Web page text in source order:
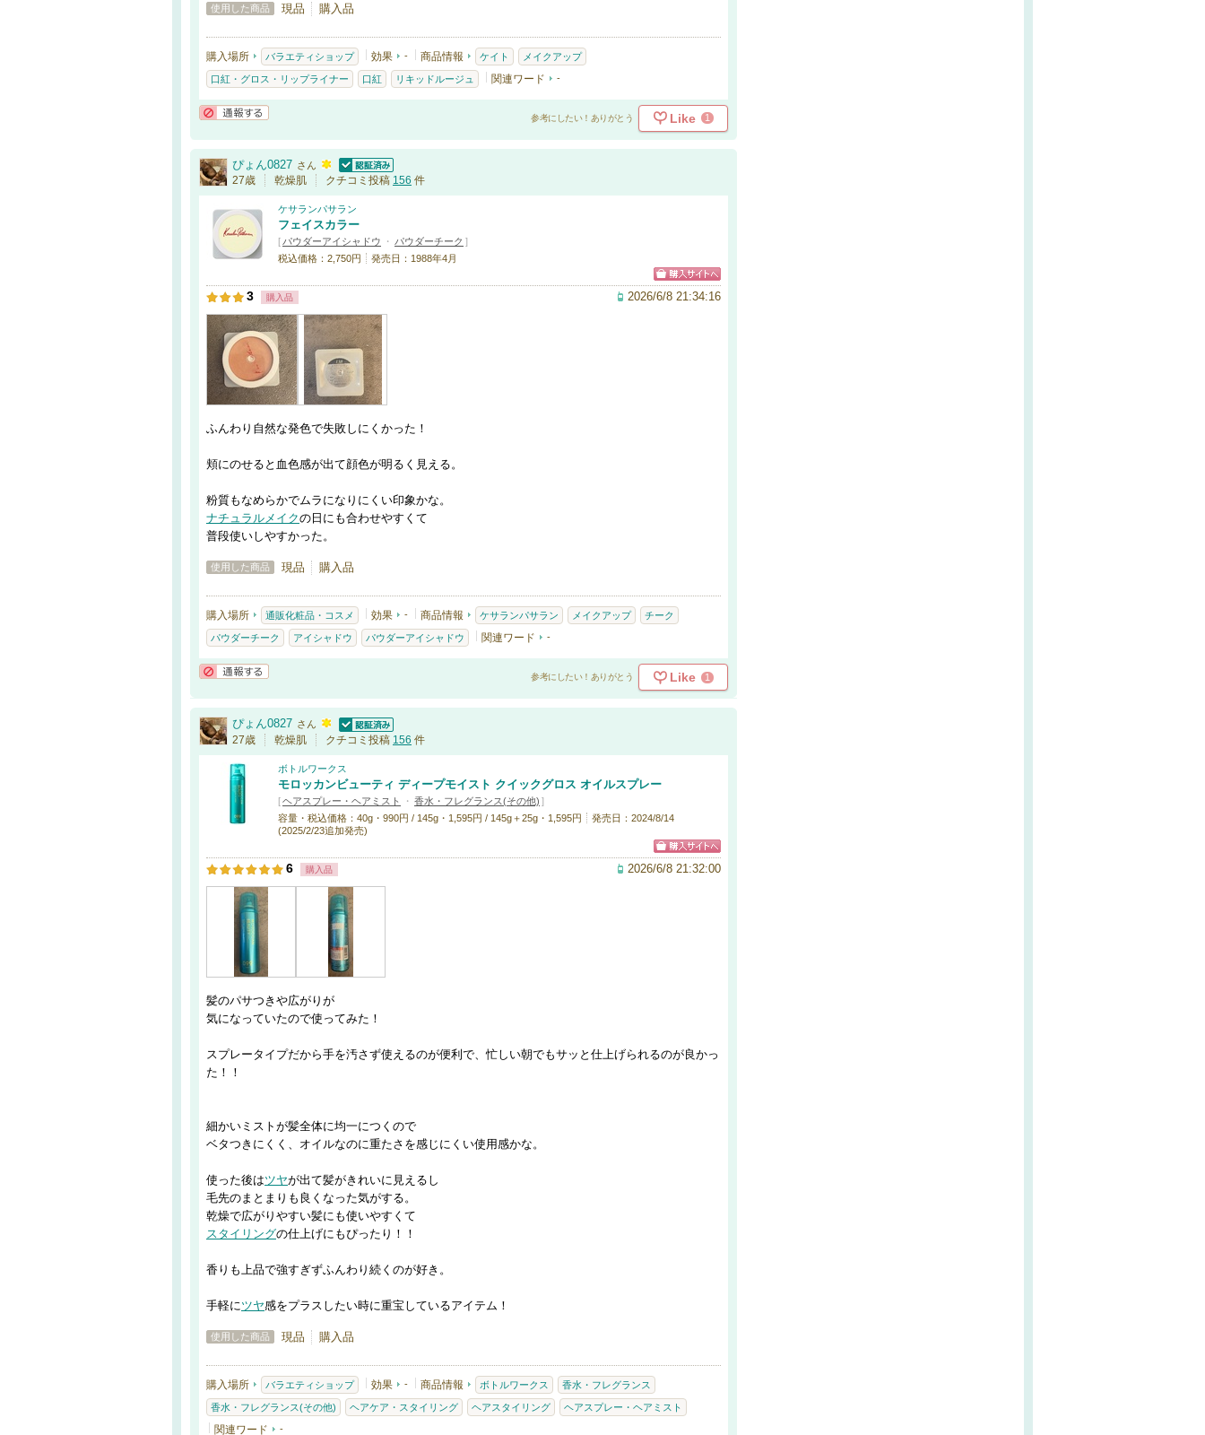
使用した商品 現品 購入品
購入場所 バラエティショップ 効果 - 商品情報 ケイト メイクアップ
口紅・グロス・リップライナー 口紅 リキッドルージュ 関連ワード -
参考にしたい！ありがとう Like 1
ぴょん0827 さん
認証済
27歳 乾燥肌 クチコミ投稿 156 件
ケサランパサラン
フェイスカラー
[ パウダーアイシャドウ ・ パウダーチーク ]
税込価格：2,750円
発売日：1988年4月
3 購入品 2026/6/8 21:34:16
ふんわり自然な発色で失敗しにくかった！
頬にのせると血色感が出て顔色が明るく見える。
粉質もなめらかでムラになりにくい印象かな。
ナチュラルメイクの日にも合わせやすくて
普段使いしやすかった。
使用した商品 現品 購入品
購入場所 通販化粧品・コスメ 効果 - 商品情報 ケサランパサラン メイクアップ チーク
パウダーチーク アイシャドウ パウダーアイシャドウ 関連ワード -
参考にしたい！ありがとう Like 1
ぴょん0827 さん
認証済
27歳 乾燥肌 クチコミ投稿 156 件
ボトルワークス
モロッカンビューティ ディープモイスト クイックグロス オイルスプレー
[ヘアスプレー・ヘアミスト ・ 香水・フレグランス(その他) ]
容量・税込価格：40g・990円 / 145g・1,595円 / 145g＋25g・1,595円
発売日：2024/8/14
(2025/2/23追加発売)
6 購入品 2026/6/8 21:32:00
髪のパサつきや広がりが
気になっていたので使ってみた！
スプレータイプだから手を汚さず使えるのが便利で、忙しい朝でもサッと仕上げられるのが良かっ
た！！
細かいミストが髪全体に均一につくので
ベタつきにくく、オイルなのに重たさを感じにくい使用感かな。
使った後はツヤが出て髪がきれいに見えるし
毛先のまとまりも良くなった気がする。
乾燥で広がりやすい髪にも使いやすくて
スタイリングの仕上げにもぴったり！！
香りも上品で強すぎずふんわり続くのが好き。
手軽にツヤ感をプラスしたい時に重宝しているアイテム！
使用した商品 現品 購入品
購入場所 バラエティショップ 効果 - 商品情報 ボトルワークス 香水・フレグランス
香水・フレグランス(その他) ヘアケア・スタイリング ヘアスタイリング ヘアスプレー・ヘアミスト
関連ワード -